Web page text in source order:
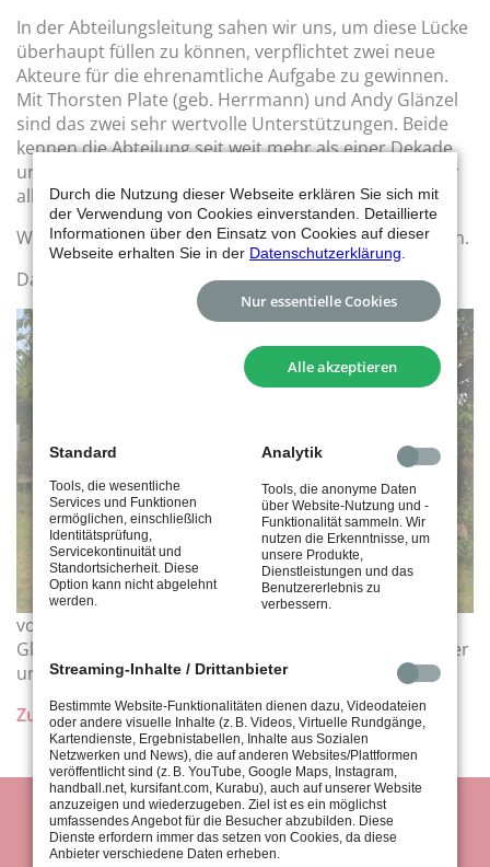
In der Abteilungsleitung sahen wir uns, um diese Lücke
überhaupt füllen zu können, verpflichtet zwei neue
Akteure für die ehrenamtliche Aufgabe zu gewinnen.
Mit Thorsten Plate (geb. Herrmann) und Andy Glänzel
sind das zwei sehr wertvolle Unterstützungen. Beide
kennen die Abteilung seit weit mehr als einer Dekade
und wissen genau, wo es Herausforderungen und vor
allem Lösungen gibt.
Wir freuen uns gemeinsam neue Aufgaben anzugehen.
Das Leitungsteam der Abteilung Handball
von links nach rechts: Benjamin Schlindwein, Andy
Glänzel, Benjamin Pfeifer, Thorsten Plate, Lukas Siebler
und Felix Krizwanie.
Zurück
Durch die Nutzung dieser Webseite erklären Sie sich mit
der Verwendung von Cookies einverstanden. Detaillierte
Informationen über den Einsatz von Cookies auf dieser
Webseite erhalten Sie in der Datenschutzerklärung
Nur essentielle Cookies
Alle akzeptieren
Standard
Tools, die wesentliche
Services und Funktionen
ermöglichen, einschließlich
Identitätsprüfung,
Servicekontinuität und
Standortsicherheit. Diese
Option kann nicht abgelehnt
werden.
Analytik
Tools, die anonyme Daten
über Website-Nutzung und -
Funktionalität sammeln. Wir
nutzen die Erkenntnisse, um
unsere Produkte,
Dienstleistungen und das
Benutzererlebnis zu
verbessern.
Streaming-Inhalte / Drittanbieter
Bestimmte Website-Funktionalitäten dienen dazu, Videodateien
oder andere visuelle Inhalte (z. B. Videos, Virtuelle Rundgänge,
Kartendienste, Ergebnistabellen, Inhalte aus Sozialen
Netzwerken und News), die auf anderen Websites/Plattformen
veröffentlicht sind (z. B. YouTube, Google Maps, Instagram,
handball.net, kursifant.com, Kurabu), auch auf unserer Website
anzuzeigen und wiederzugeben. Ziel ist es ein möglichst
umfassendes Angebot für die Besucher abzubilden. Diese
Dienste erfordern immer das setzen von Cookies, da diese
Anbieter verschiedene Daten erheben.